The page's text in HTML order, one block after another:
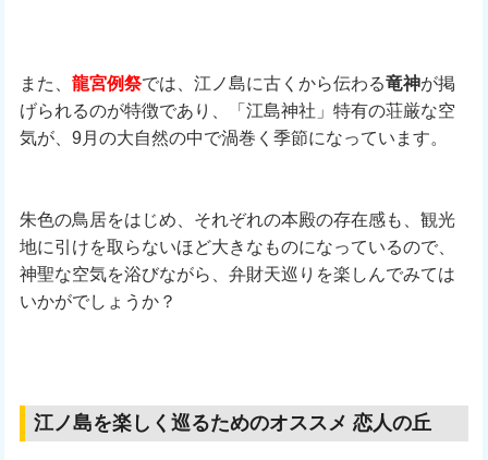
また、 龍宮例祭では、江ノ島に古くから伝わる竜神が掲
げられるのが特徴であり、「江島神社」特有の荘厳な空
気が、9月の大自然の中で渦巻く季節になっています。
朱色の鳥居をはじめ、それぞれの本殿の存在感も、観光
地に引けを取らないほど大きなものになっているので、
神聖な空気を浴びながら、弁財天巡りを楽しんでみては
いかがでしょうか？
江ノ島を楽しく巡るためのオススメ 恋人の丘